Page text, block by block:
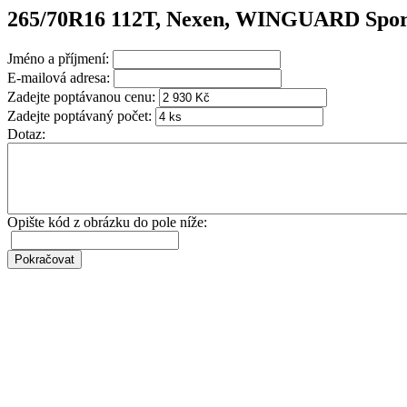
265/70R16 112T, Nexen, WINGUARD
Jméno a příjmení:
E-mailová adresa:
Zadejte poptávanou cenu:
Zadejte poptávaný počet:
Dotaz:
Opište kód z obrázku do pole níže: